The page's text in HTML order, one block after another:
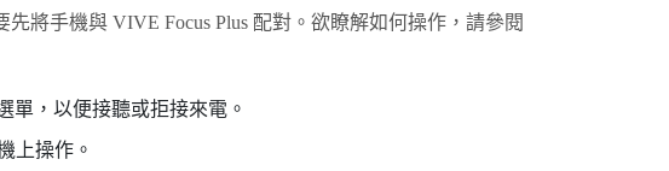
先將手機與 VIVE FocusPlus配對。欲瞭解如何操作，請參閱
單，以便接聽或拒接來電。
上操作。